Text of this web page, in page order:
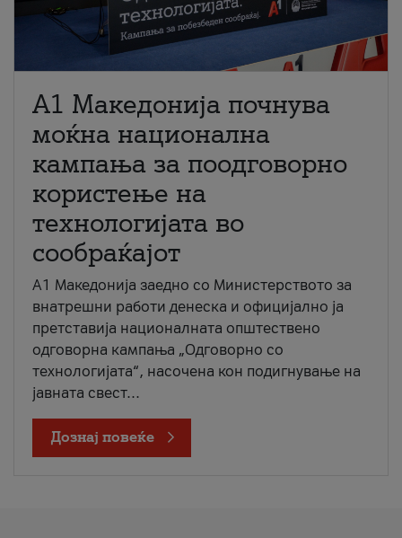
A1 Македонија почнува
моќна национална
кампања за поодговорно
користење на
технологијата во
сообраќајот
A1 Македонија заедно со Министерството за
внатрешни работи денеска и официјално ја
претставија националната општествено
одговорна кампања „Одговорно со
технологијата“, насочена кон подигнување на
јавната свест...
Дознај повеќе